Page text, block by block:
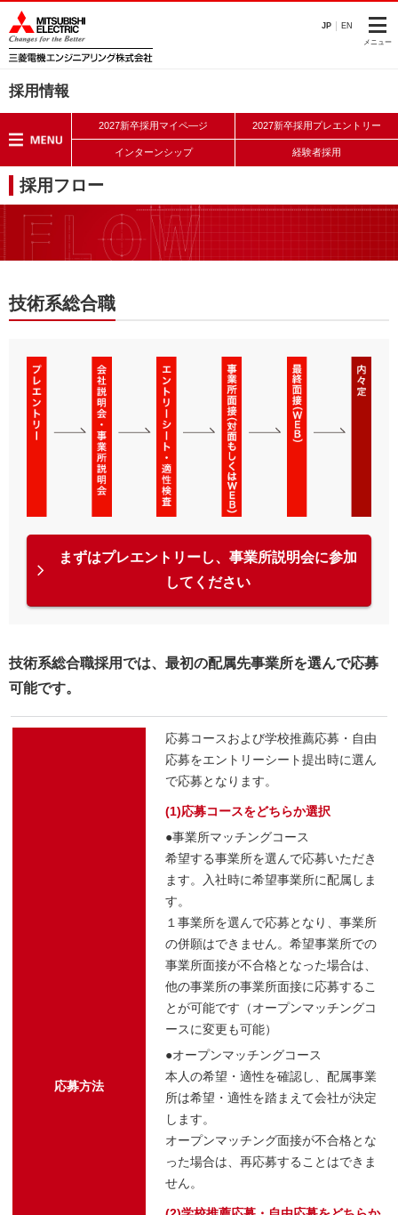
JP EN
メニュー
採用情報
2027新卒採用マイペ―ジ 2027新卒採用プレエントリー
インターンシップ 経験者採用
採用フロー
技術系総合職
まずはプレエントリーし、事業所説明会に参加
してください
技術系総合職採用では、最初の配属先事業所を選んで応募
可能です。
応募方法
応募コースおよび学校推薦応募・自由
応募をエントリーシート提出時に選ん
で応募となります。
(1)応募コースをどちらか選択
●事業所マッチングコース
希望する事業所を選んで応募いただき
ます。入社時に希望事業所に配属しま
す。
１事業所を選んで応募となり、事業所
の併願はできません。希望事業所での
事業所面接が不合格となった場合は、
他の事業所の事業所面接に応募するこ
とが可能です（オープンマッチングコ
ースに変更も可能）
●オープンマッチングコース
本人の希望・適性を確認し、配属事業
所は希望・適性を踏まえて会社が決定
します。
オープンマッチング面接が不合格とな
った場合は、再応募することはできま
せん。